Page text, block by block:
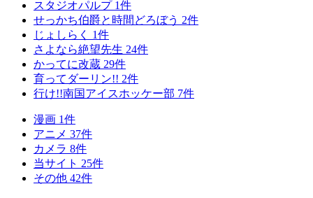
スタジオパルプ 1件
せっかち伯爵と時間どろぼう 2件
じょしらく 1件
さよなら絶望先生 24件
かってに改蔵 29件
育ってダーリン!! 2件
行け!!南国アイスホッケー部 7件
漫画 1件
アニメ 37件
カメラ 8件
当サイト 25件
その他 42件